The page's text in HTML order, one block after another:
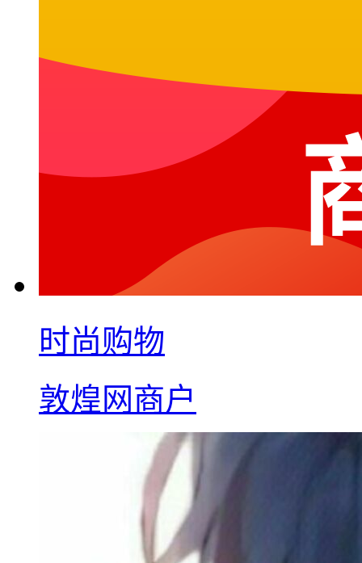
时尚购物
敦煌网商户